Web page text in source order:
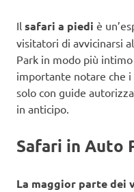
Il safari a piedi è
visitatori di avvicinarsi
Park in modo più
importante notare che
solo con guide
in anticipo.
Safari in Auto
La maggior parte dei